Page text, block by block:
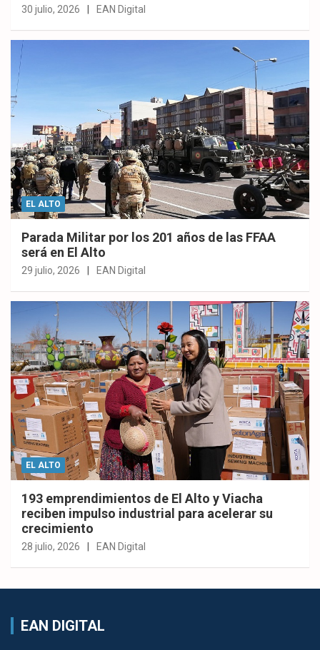
30 julio, 2026 EAN Digital
EL ALTO
Parada Militar por los 201 años de las FFAA
será en El Alto
29 julio, 2026 EAN Digital
EL ALTO
193 emprendimientos de El Alto y Viacha
reciben impulso industrial para acelerar su
crecimiento
28 julio, 2026 EAN Digital
EAN DIGITAL